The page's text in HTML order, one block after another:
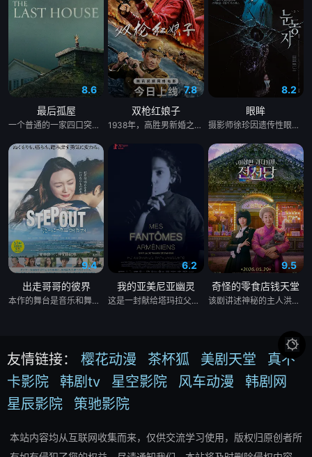
8.6
最后孤屋
一个普通的一家四口突遭诡异变故，被困在自家房屋中超过 1000 天无法出门。在资源消耗殆尽与未知神秘威胁的双重逼迫下，一家人必须想方设法联手求生，打破这间禁锢生命的困局。
7.8
双枪红娘子
1938年，高胜男新婚之日，丈夫被日军残害，父辈亦遭屠戮。她举枪聚义，屡袭敌寇威震四方，后得八路军指点决心投身革命。日军欲诱杀高胜男，她孤身赴战舍命换乡亲周全。千钧一发间，八路军突袭而至全歼敌寇，高胜男血染沙场，生死未卜……
8.2
眼眸
摄影师徐珍因遗传性眼病，视力正在一天天衰退。双胞胎妹妹徐仁的离奇死亡，被警方定性为自杀，但她笃定其中另有隐情。不顾身边人的劝阻，徐珍顶着逐渐失明的身体状况，执意追查真相。随着调查深入，一股看不见的力量始终如影随形，不断扭曲她的感知，将她拖入恐惧与偏执的深渊。在彻底坠入黑暗之前，她必须揭开妹妹死亡背后的秘密。
9.4
出走哥哥的彼界
本作的舞台是音乐和舞蹈融入生活的冲绳。与母亲朱音、妹妹舞一起生活的照屋踊，憧憬舞蹈学校的丽莎，开始了舞蹈生涯。朱音为了支撑家数在酒吧工作，不擅长与人打交道的舞总是在学校前专心地注视着哥哥的身影。不久，踊与丽莎组成一对，绽放了她的才能。
6.2
我的亚美尼亚幽灵
这是一封献给塔玛拉父亲的温柔追思信，她的父亲曾是苏联亚美尼亚的电影演员。塔玛拉从小就在电视上目睹了他的风采，而她自己后来也成为了一名电影制作人。影片带领观众进行了一场迷人的梦游，穿越亚美尼亚电影历史的景观。
9.5
奇怪的零食店钱天堂
该剧讲述神秘的主人洪子卖能够实现人们愿望的神秘零食，以及人们来到那里展开一段魔法般的故事。
友情链接： 樱花动漫 茶杯狐 美剧天堂
真不
卡影院
韩剧tv 星空影院 风车动漫
韩剧网
星辰影院
策驰影院
本站内容均从互联网收集而来，仅供交流学习使用，版权归原创者所
